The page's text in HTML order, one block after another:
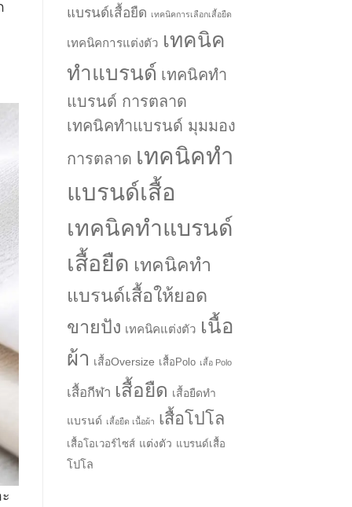
แบรนด์เสื้อยืด เทคนิคการเลือกเสื้อยืด
เทคนิคการแต่งตัว เทคนิค
ทำแบรนด์ เทคนิคทำ
แบรนด์ การตลาด
เทคนิคทำแบรนด์ มุมมอง
การตลาด เทคนิคทำ
แบรนด์เสื้อ
เทคนิคทำแบรนด์
เสื้อยืด เทคนิคทำ
แบรนด์เสื้อให้ยอด
ขายปัง เทคนิคแต่งตัว เนื้อ
ผ้า เสื้อOversize เสื้อPolo เสื้อ Polo
เสื้อกีฬา เสื้อยืด เสื้อยืดทำ
แบรนด์ เสื้อยืด เนื้อผ้า เสื้อโปโล
เสื้อโอเวอร์ไซส์ แต่งตัว แบรนด์เสื้อ
โปโล